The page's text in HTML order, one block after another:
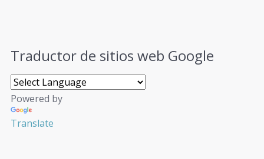
Traductor de sitios web Google
Powered by
Translate